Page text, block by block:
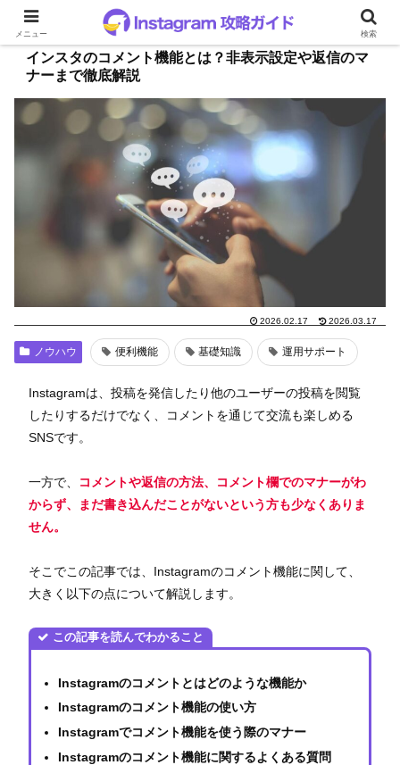
インスタのコメント機能とは？非表示設定や返信のマ
ナーまで徹底解説
2026.02.17 2026.03.17
ノウハウ 便利機能 基礎知識 運用サポート
Instagramは、投稿を発信したり他のユーザーの投稿を閲覧
したりするだけでなく、コメントを通じて交流も楽しめる
SNSです。
一方で、
コメントや返信の方法、コメント欄でのマナーがわ
からず、まだ書き込んだことがないという方も少なくありま
せん。
そこでこの記事では、Instagramのコメント機能に関して、
大きく以下の点について解説します。
この記事を読んでわかること
Instagramのコメントとはどのような機能か
Instagramのコメント機能の使い方
Instagramでコメント機能を使う際のマナー
Instagramのコメント機能に関するよくある質問
メニュー 検索